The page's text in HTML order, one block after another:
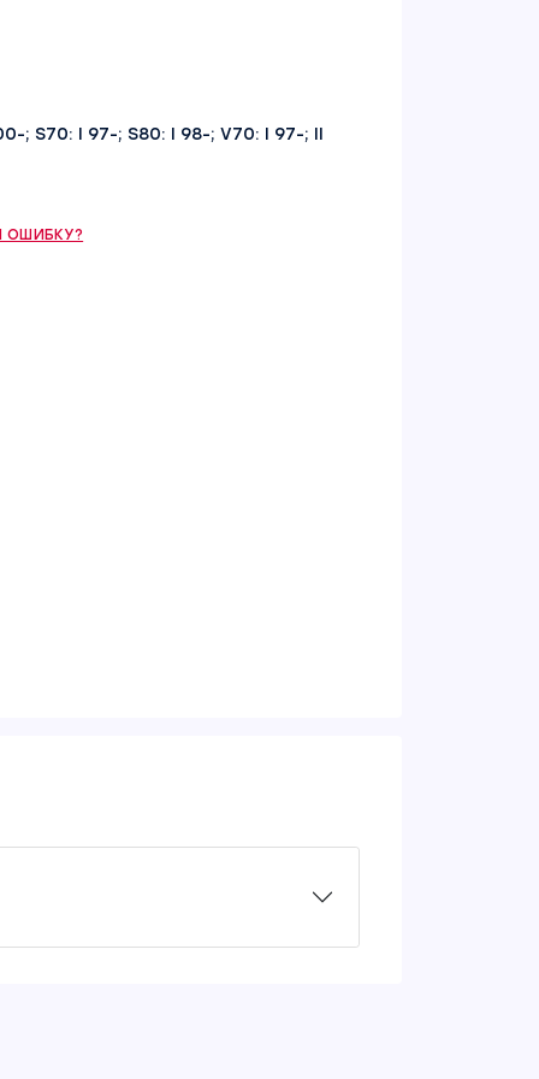
; S70: I 97-; S80: I 98-; V70: I 97-; II
ОШИБКУ?